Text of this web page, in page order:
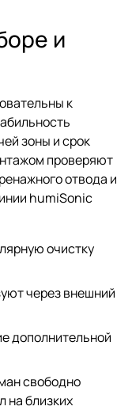
и
к
зоны и срок
проверяют
отвода и
humiSonic
очистку
через внешний
дополнительной
свободно
на близких